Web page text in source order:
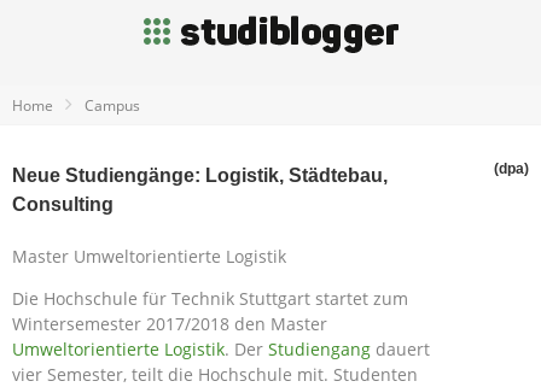
Home Campus
Neue Studiengänge: Logistik, Städtebau,
Consulting
(dpa)
Master Umweltorientierte Logistik
Die Hochschule für Technik Stuttgart startet zum
Wintersemester 2017/2018 den Master
Umweltorientierte Logistik. Der Studiengang dauert
vier Semester, teilt die Hochschule mit. Studenten